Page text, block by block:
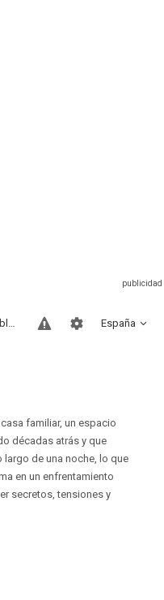
España
Sitios compatibles
familiar, un espacio
décadas atrás y que
de una noche, lo que
en un enfrentamiento
secretos, tensiones y